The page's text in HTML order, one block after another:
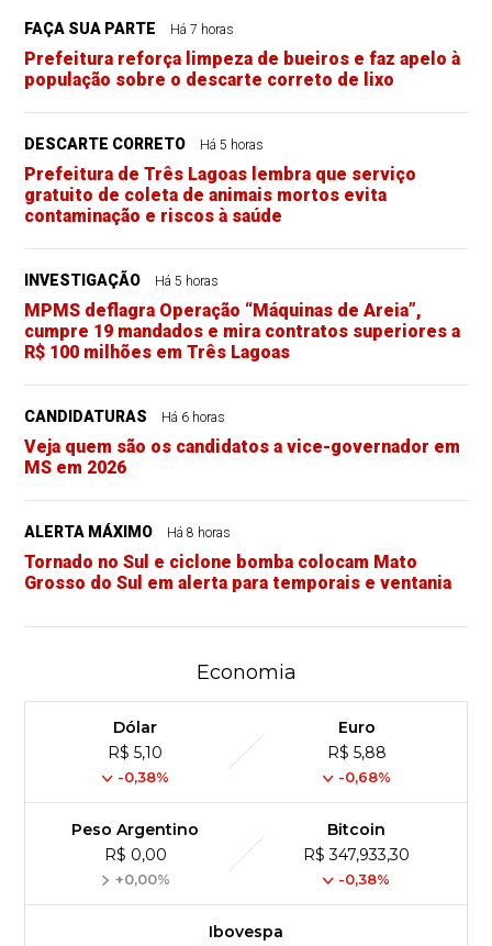
FAÇA SUA PARTE Há 7 horas
Prefeitura reforça limpeza de bueiros e faz apelo à
população sobre o descarte correto de lixo
DESCARTE CORRETO Há 5 horas
Prefeitura de Três Lagoas lembra que serviço
gratuito de coleta de animais mortos evita
contaminação e riscos à saúde
INVESTIGAÇÃO Há 5 horas
MPMS deflagra Operação “Máquinas de Areia”,
cumpre 19 mandados e mira contratos superiores a
R$ 100 milhões em Três Lagoas
CANDIDATURAS Há 6 horas
Veja quem são os candidatos a vice-governador em
MS em 2026
ALERTA MÁXIMO Há 8 horas
Tornado no Sul e ciclone bomba colocam Mato
Grosso do Sul em alerta para temporais e ventania
Economia
Dólar
R$ 5,10
-0,38%
Euro
R$ 5,88
-0,68%
Peso Argentino
R$ 0,00
+0,00%
Bitcoin
R$ 347,933,30
-0,38%
Ibovespa